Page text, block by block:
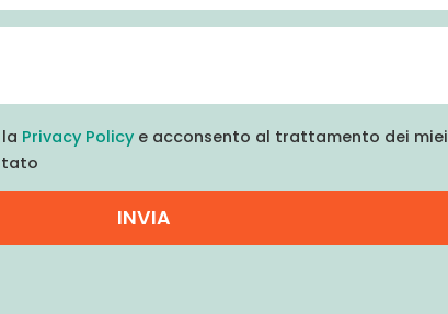
Privacy Policy e acconsento al trattamento dei miei
INVIA